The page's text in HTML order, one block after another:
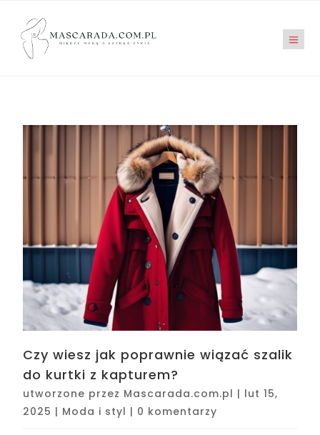
Czy wiesz jak poprawnie wiązać szalik
do kurtki z kapturem?
utworzone przez Mascarada.com.pl | lut 15,
2025 | Moda i styl | 0 komentarzy